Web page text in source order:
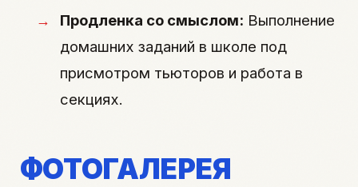
Продленка со смыслом: Выполнение
домашних заданий в школе под
присмотром тьюторов и работа в
секциях.
ФОТОГАЛЕРЕЯ